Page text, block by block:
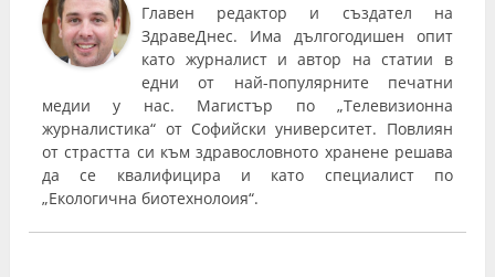
Главен редактор и създател на
ЗдравеДнес. Има дългогодишен опит
като журналист и автор на статии в
едни от най-популярните печатни
медии у нас. Магистър по „Телевизионна
журналистика“ от Софийски университет. Повлиян
от страстта си към здравословното хранене решава
да се квалифицира и като специалист по
„Екологична биотехнолоия“.